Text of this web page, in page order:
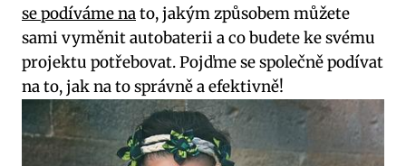
se podíváme nato, jakým způsobem můžete
sami vyměnit autobaterii a co budete ke svému
projektu potřebovat. Pojďme se společně podívat
na to, jak na to správně a efektivně!